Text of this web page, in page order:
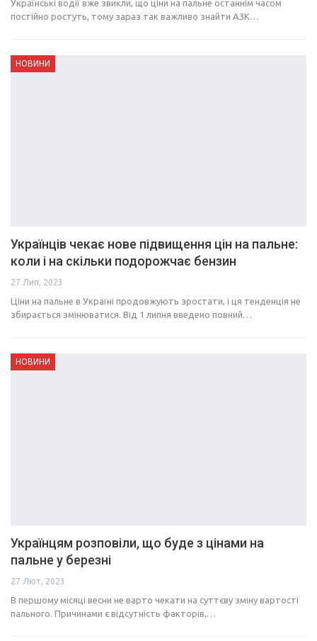
Українські водії вже звикли, що ціни на пальне останнім часом
постійно ростуть, тому зараз так важливо знайти АЗК…
НОВИНИ
Українців чекає нове підвищення цін на пальне:
коли і на скільки подорожчає бензин
27 Лип, 2023
Ціни на пальне в Україні продовжують зростати, і ця тенденція не
збирається змінюватися. Від 1 липня введено повний…
НОВИНИ
Українцям розповіли, що буде з цінами на
пальне у березні
27 Лют, 2023
В першому місяці весни не варто чекати на суттєву зміну вартості
пального. Причинами є відсутність факторів,…